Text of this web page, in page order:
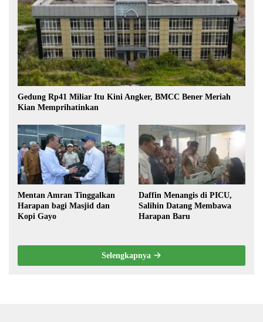
Gedung Rp41 Miliar Itu Kini Angker, BMCC Bener Meriah
Kian Memprihatinkan
Mentan Amran Tinggalkan
Harapan bagi Masjid dan
Kopi Gayo
Daffin Menangis di PICU,
Salihin Datang Membawa
Harapan Baru
Selengkapnya